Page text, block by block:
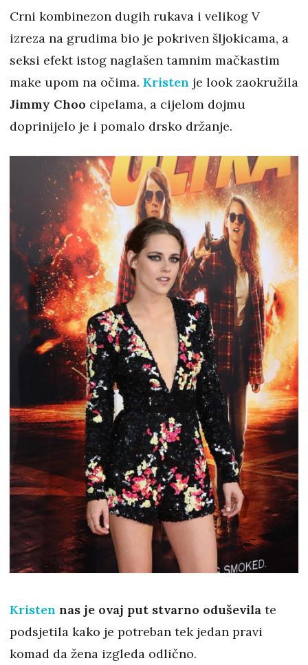
Crni kombinezon dugih rukava i velikog V
izreza na grudima bio je pokriven šljokicama, a
seksi efekt istog naglašen tamnim mačkastim
make upom na očima. Kristen je look zaokružila
Jimmy Choo cipelama, a cijelom dojmu
doprinijelo je i pomalo drsko držanje.
Kristen nas je ovaj put stvarno oduševila te
podsjetila kako je potreban tek jedan pravi
komad da žena izgleda odlično.